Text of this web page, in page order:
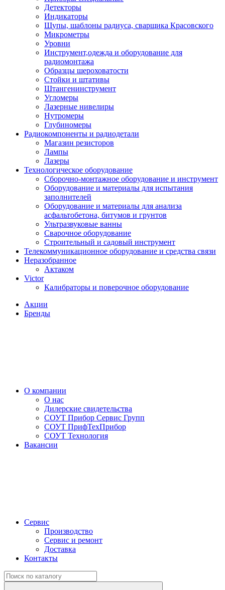
Детекторы
Индикаторы
Щупы, шаблоны радиуса, сварщика Красовского
Микрометры
Уровни
Инструмент,одежда и оборудование для
радиомонтажа
Образцы шероховатости
Стойки и штативы
Штангенинструмент
Угломеры
Лазерные нивелиры
Нутромеры
Глубиномеры
Радиокомпоненты и радиодетали
Магазин резисторов
Лампы
Лазеры
Технологическое оборудование
Сборочно-монтажное оборудование и инструмент
Оборудование и материалы для испытания
заполнителей
Оборудование и материалы для анализа
асфальтобетона, битумов и грунтов
Ультразвуковые ванны
Сварочное оборудование
Строительный и садовый инструмент
Телекоммуникационное оборудование и средства связи
Неразобранное
Актаком
Victor
Калибраторы и поверочное оборудование
Акции
Бренды
О компании
О нас
Дилерские свидетельства
СОУТ Прибор Сервис Групп
СОУТ ПрифТехПрибор
СОУТ Технология
Вакансии
Сервис
Производство
Сервис и ремонт
Доставка
Контакты